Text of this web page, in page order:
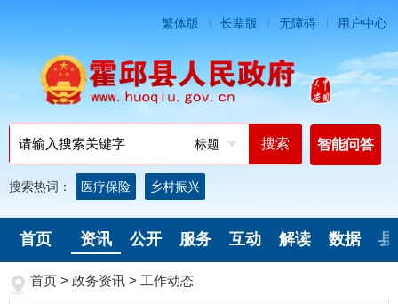
繁体版 长辈版 无障碍 用户中心
标题 智能问答
搜索热词： 医疗保险 乡村振兴
首页 资讯 公开 服务 互动 解读 数据 县
首页 > 政务资讯 > 工作动态